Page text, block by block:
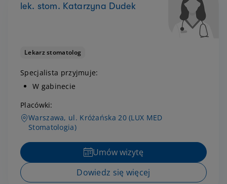
lek. stom. Katarzyna Dudek
Lekarz stomatolog
Specjalista przyjmuje:
W gabinecie
Placówki:
Warszawa, ul. Króżańska 20 (LUX MED
Stomatologia)
Umów wizytę
Dowiedz się więcej